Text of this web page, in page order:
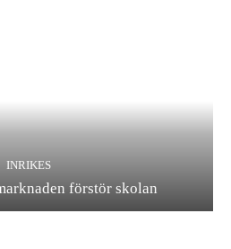
INRIKES
förstör skolan